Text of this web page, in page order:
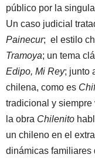
público por la
Un caso judicial
Painecur; el estilo
Tramoya; un tema
Edipo, Mi Rey; junto
chilena, como es
tradicional y siempre
la obra Chilenito
un chileno en el
dinámicas familiares